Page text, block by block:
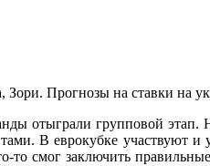
Прогнозы на ставки на
отыграли групповой этап.
В еврокубке участвуют и
то смог заключить